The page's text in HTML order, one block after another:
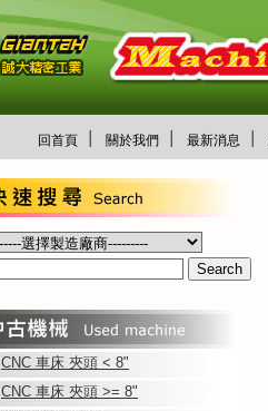
回首頁 關於我們 最新消息
CNC 車床 夾頭 < 8"
CNC 車床 夾頭 >= 8"